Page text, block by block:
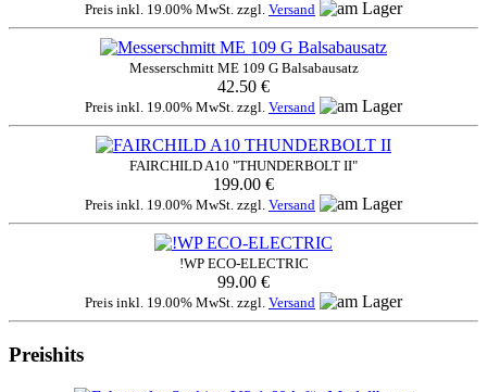
Preis inkl. 19.00% MwSt. zzgl. Versand
Messerschmitt ME 109 G Balsabausatz
42.50 €
Preis inkl. 19.00% MwSt. zzgl. Versand
FAIRCHILD A10 "THUNDERBOLT II"
199.00 €
Preis inkl. 19.00% MwSt. zzgl. Versand
!WP ECO-ELECTRIC
99.00 €
Preis inkl. 19.00% MwSt. zzgl. Versand
Preishits